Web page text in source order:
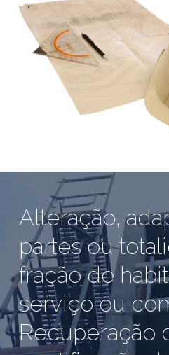
Alteração,
partes ou
fração de
serviço ou
Recuperação